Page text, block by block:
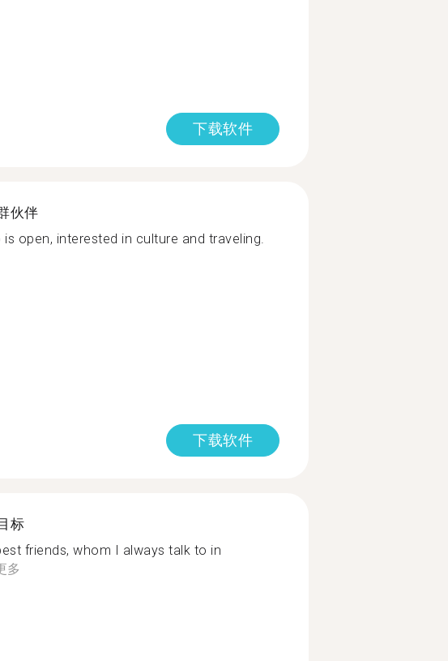
下载软件
伙伴
open, interested in culture and traveling.
下载软件
标
friends, whom I always talk to in
多